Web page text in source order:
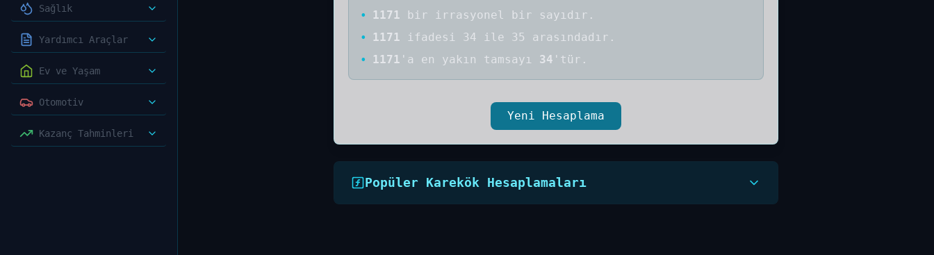
Sağlık
Yardımcı Araçlar
Ev ve Yaşam
Otomotiv
Kazanç Tahminleri
•
1171 bir irrasyonel bir sayıdır .
•
1171
ifadesi 34 ile 35 arasındadır.
•
1171 'a en yakın tamsayı 34 'tür.
Yeni Hesaplama
Popüler Karekök Hesaplamaları